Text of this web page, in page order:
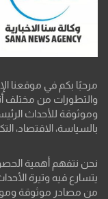
مرحبًا بكم في موقعنا
والتطورات من مختلف
وموثوقة للأحداث
بالسياسة، الاقتصاد،
نحن نتفهم أهمية
يتسارع فيه وتيرة
من مصادر موثوقة